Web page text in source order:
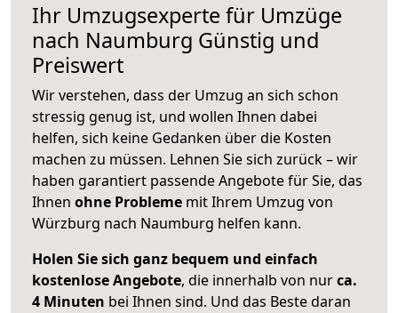
Ihr Umzugsexperte für Umzüge
nach Naumburg Günstig und
Preiswert
Wir verstehen, dass der Umzug an sich schon
stressig genug ist, und wollen Ihnen dabei
helfen, sich keine Gedanken über die Kosten
machen zu müssen. Lehnen Sie sich zurück – wir
haben garantiert passende Angebote für Sie, das
Ihnen ohne Probleme mit Ihrem Umzug von
Würzburg nach Naumburg helfen kann.
Holen Sie sich ganz bequem und einfach
kostenlose Angebote, die innerhalb von nurca.
4 Minuten bei Ihnen sind. Und das Beste daran